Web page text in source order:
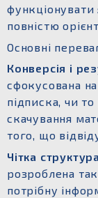
повністю
Основні
Конверсія і
сфокусована на
підписка, чи
скачування
того, що
Чітка
розроблена
потрібну